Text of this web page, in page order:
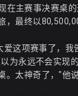
在主赛事决赛桌
，最终以
这项赛事了，我
为永远不会实现
。太神奇了，"他说